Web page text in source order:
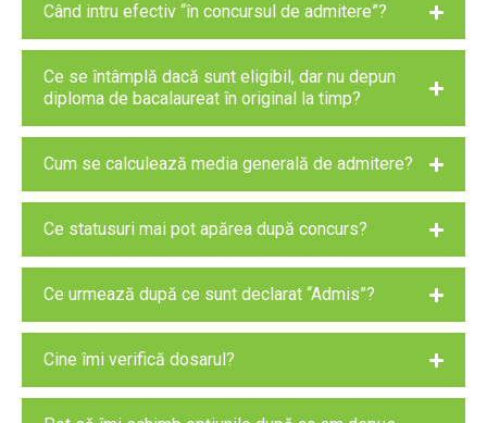
Când intru efectiv “în concursul de admitere”?
Ce se întâmplă dacă sunt eligibil, dar nu depun
diploma de bacalaureat în original la timp?
Cum se calculează media generală de admitere?
Ce statusuri mai pot apărea după concurs?
Ce urmează după ce sunt declarat “Admis”?
Cine îmi verifică dosarul?